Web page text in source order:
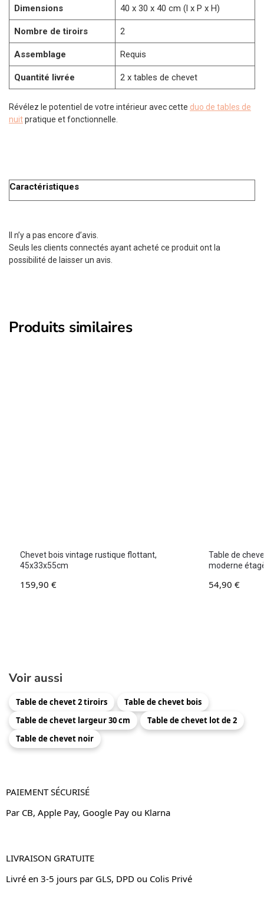
Dimensions 40 x 30 x 40 cm (l x P x H)
Nombre de tiroirs 2
Assemblage Requis
Quantité livrée 2 x tables de chevet
Révélez le potentiel de votre intérieur avec cette duo de tables de
nuitpratique et fonctionnelle.
Caractéristiques
Il n’y a pas encore d’avis.
Seuls les clients connectés ayant acheté ce produit ont la
possibilité de laisser un avis.
Produits similaires
Chevet bois vintage rustique flottant,
45x33x55cm
159,90 €
Table de
moderne
54,90 €
Voir aussi
Table de chevet 2 tiroirs
Table de chevet bois
Table de chevet largeur 30 cm
Table de chevet lot de 2
Table de chevet noir
PAIEMENT SÉCURISÉ
Par CB, Apple Pay, Google Pay ou Klarna
LIVRAISON GRATUITE
Livré en 3-5 jours par GLS, DPD ou Colis Privé